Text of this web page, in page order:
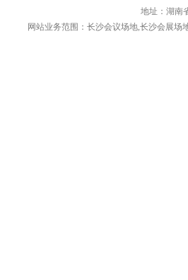
地址：湖南
网站业务范围：长沙会议场地,长沙会展